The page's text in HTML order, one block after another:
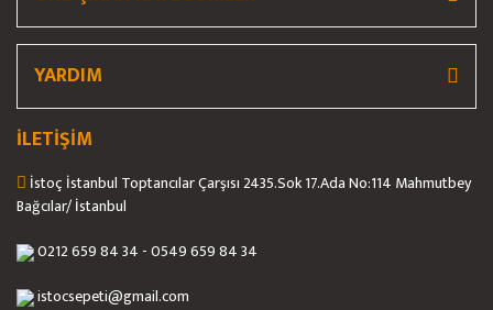
YARDIM
İLETİŞİM
İstoç İstanbul Toptancılar Çarşısı 2435.Sok 17.Ada No:114 Mahmutbey
Bağcılar/ İstanbul
0212 659 84 34 - 0549 659 84 34
istocsepeti@gmail.com